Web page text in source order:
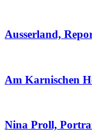
Ausserland,
Am Karnischen
Nina Proll,